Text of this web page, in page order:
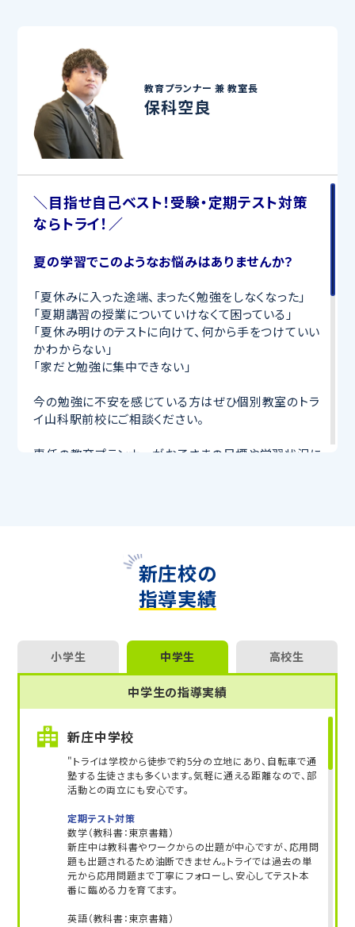
教育プランナー 兼教室長
保科空良
＼目指せ自己ベスト！受験・定期テスト対策
ならトライ！／
夏の学習でこのようなお悩みはありませんか？
「夏休みに入った途端、まったく勉強をしなくなった」
「夏期講習の授業についていけなくて困っている」
「夏休み明けのテストに向けて、何から手をつけていい
かわからない」
「家だと勉強に集中できない」
今の勉強に不安を感じている方はぜひ個別教室のトラ
イ山科駅前校にご相談ください。
専任の教育プランナーがお子さまの目標や学習状況に
要科目の対策ができる
して、授業以外でも勉強する習慣がつくようにサポート
マンツーマンの無料体験授業、学習相談、教室見学は
いつでも受付中です。
教室長兼教育プランナー 保科空良
新庄校の
指導実績
小学生 中学生 高校生
中学生の指導実績
新庄中学校
"トライは学校から徒歩で約5分の立地にあり、自転車で通
塾する生徒さまも多くいます。気軽に通える距離なので、部
活動との両立にも安心です。
定期テスト対策
数学（教科書：東京書籍）
新庄中は教科書やワークからの出題が中心ですが、応用問
題も出題されるため油断できません。トライでは過去の単
元から応用問題まで丁寧にフォローし、安心してテスト本
番に臨める力を育てます。
英語（教科書：東京書籍）